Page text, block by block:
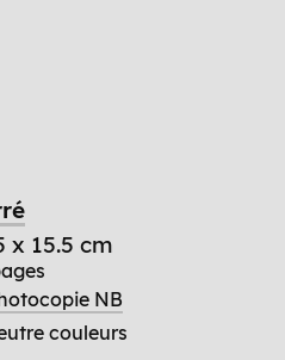
x 15.5 cm
NB
couleurs